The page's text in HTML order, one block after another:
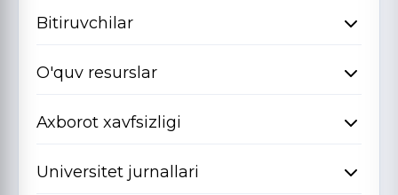
Bitiruvchilar
O'quv resurslar
Axborot xavfsizligi
Universitet jurnallari